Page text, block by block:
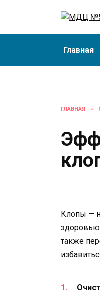
Главная
ГЛАВНАЯ »
Клопы —
здоровью
также